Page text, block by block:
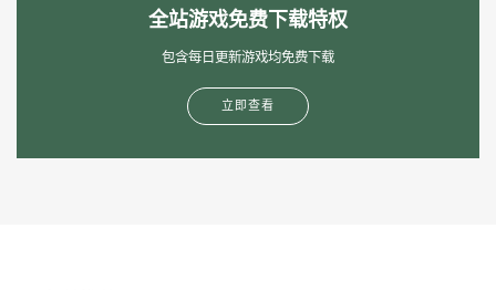
全站游戏免费下载特权
包含每日更新游戏均免费下载
立即查看